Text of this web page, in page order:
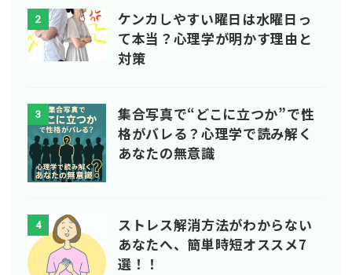
2
ケンカしやすい曜日は水曜日っ
て本当？心理学が明かす理由と
対策
3
集合写真で“どこに立つか”で性
格がバレる？心理学で読み解く
あなたの無意識
4
ストレス解消方法がわからない
あなたへ、簡単時短オススメ7
選！！